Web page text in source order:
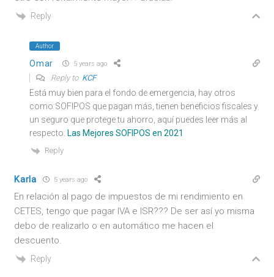
Reply
Author
Omar 5 years ago
Reply to KCF
Está muy bien para el fondo de emergencia, hay otros
como SOFIPOS que pagan más, tienen beneficios fiscales y
un seguro que protege tu ahorro, aquí puedes leer más al
respecto: Las Mejores SOFIPOS en 2021
Reply
Karla 5 years ago
En relación al pago de impuestos de mi rendimiento en
CETES, tengo que pagar IVA e ISR??? De ser así yo misma
debo de realizarlo o en automático me hacen el
descuento.
Reply